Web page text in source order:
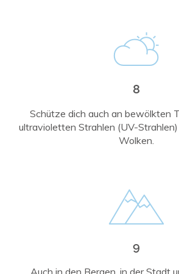
8
Schütze dich auch an bewölkten
ultravioletten Strahlen (UV-
Wolken.
9
Auch in den Bergen, in der Stadt